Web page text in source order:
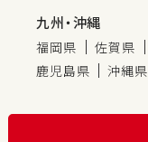
九州・沖縄
福岡県 佐賀県
鹿児島県
沖縄県